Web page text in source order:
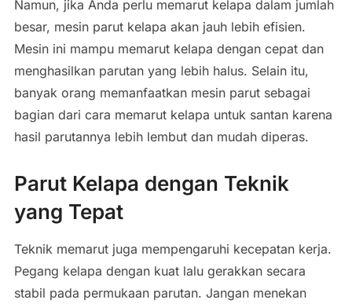
Namun, jika Anda perlu memarut kelapa dalam jumlah
besar, mesin parut kelapa akan jauh lebih efisien.
Mesin ini mampu memarut kelapa dengan cepat dan
menghasilkan parutan yang lebih halus. Selain itu,
banyak orang memanfaatkan mesin parut sebagai
bagian dari cara memarut kelapa untuk santan karena
hasil parutannya lebih lembut dan mudah diperas.
Parut Kelapa dengan Teknik
yang Tepat
Teknik memarut juga mempengaruhi kecepatan kerja.
Pegang kelapa dengan kuat lalu gerakkan secara
stabil pada permukaan parutan. Jangan menekan